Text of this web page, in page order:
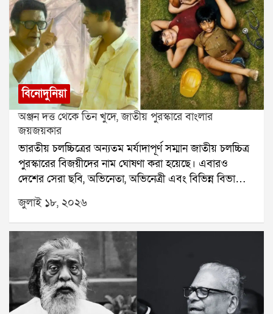
বিনোদুনিয়া
অঞ্জন দত্ত থেকে তিন খুদে, জাতীয় পুরস্কারে বাংলার
জয়জয়কার
ভারতীয় চলচ্চিত্রের অন্যতম মর্যাদাপূর্ণ সম্মান জাতীয় চলচ্চিত্র
পুরস্কারের বিজয়ীদের নাম ঘোষণা করা হয়েছে। এবারও
দেশের সেরা ছবি, অভিনেতা, অভিনেত্রী এবং বিভিন্ন বিভাগের
সেরা শিল্পীদের সম্মানিত করেছে কেন্দ্রীয় তথ্য ও সম্প্রচার
মন্ত্রক। এবারের পুরস্কারে বাংলার ঝুলিতে এসেছে একাধিক
সাফল্য। সেরা বাংলা ছবির সম্মান পেয়েছে অঞ্জন দত্ত
পরিচালিত চালচিত্র এখন। পাশাপাশি আরও একটি বড় সুখবর
এসেছে বাংলা চলচ্চিত্র জগতের জন্য।পরিচালক সৌরভ
পালোধীর অঙ্ক কি কঠিন ছবির জন্য জাতীয় পুরস্কার পেয়েছেন
তিন শিশু শিল্পী। শিশু শিল্পী বিভাগে সম্মান অর্জন করেছেন
ঋদ্ধিমান বন্দ্যোপাধ্যায়, তপোময় দেব এবং গীতশ্রী চক্রবর্তী।
জুলাই ১৮, ২০২৬